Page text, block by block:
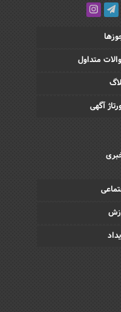
متداول
آگهی